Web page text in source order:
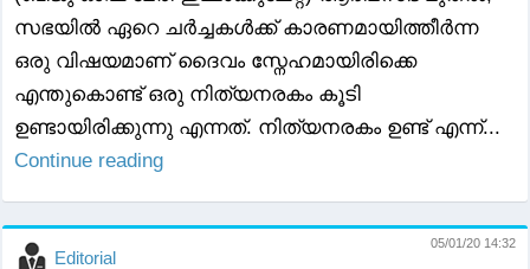
സഭയിൽ ഏറെ ചർച്ചകൾക്ക് കാരണമായിത്തീർന്ന
ഒരു വിഷയമാണ് ദൈവം സ്നേഹമായിരിക്കെ
എന്തുകൊണ്ട് ഒരു നിത്യനരകം കൂടി
ഉണ്ടായിരിക്കുന്നു എന്നത്. നിത്യനരകം ഉണ്ട് എന്ന്...
Continue reading
Editorial
05/01/20 14:32